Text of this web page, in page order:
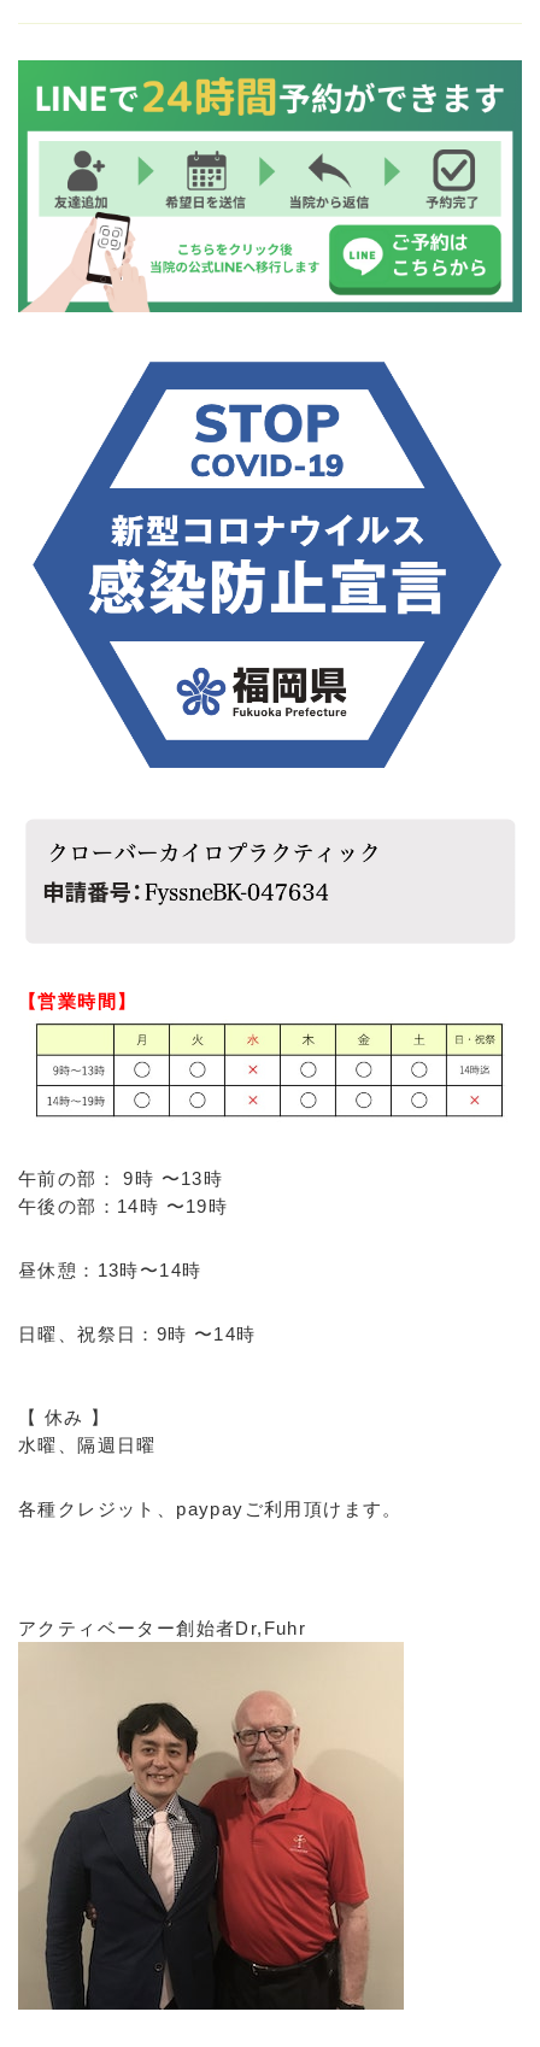
【営業時間】
午前の部： 9時 〜13時
午後の部：14時 〜19時
昼休憩：13時〜14時
日曜、祝祭日：9時 〜14時
【 休み 】
水曜、隔週日曜
各種クレジット、paypayご利用頂けます。
アクティベーター創始者Dr,Fuhr